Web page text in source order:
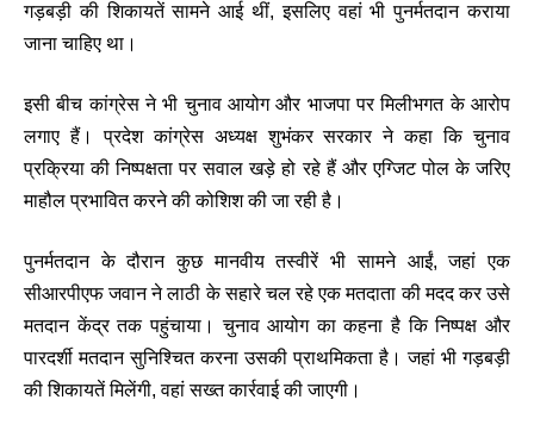
गड़बड़ी की शिकायतें सामने आई थीं, इसलिए वहां भी पुनर्मतदान कराया
जाना चाहिए था।
इसी बीच कांग्रेस ने भी चुनाव आयोग और भाजपा पर मिलीभगत के आरोप
लगाए हैं। प्रदेश कांग्रेस अध्यक्ष शुभंकर सरकार ने कहा कि चुनाव
प्रक्रिया की निष्पक्षता पर सवाल खड़े हो रहे हैं और एग्जिट पोल के जरिए
माहौल प्रभावित करने की कोशिश की जा रही है।
पुनर्मतदान के दौरान कुछ मानवीय तस्वीरें भी सामने आईं, जहां एक
सीआरपीएफ जवान ने लाठी के सहारे चल रहे एक मतदाता की मदद कर उसे
मतदान केंद्र तक पहुंचाया। चुनाव आयोग का कहना है कि निष्पक्ष और
पारदर्शी मतदान सुनिश्चित करना उसकी प्राथमिकता है। जहां भी गड़बड़ी
की शिकायतें मिलेंगी, वहां सख्त कार्रवाई की जाएगी।